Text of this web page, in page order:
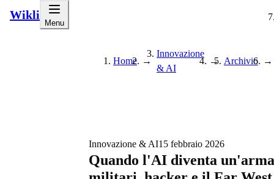
Wikli
Menu
Home →
Innovazione
& AI
→ Archivio →
Innovazione & AI15 febbraio 2026
Quando l'AI diventa